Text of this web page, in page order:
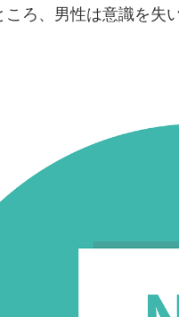
ころ、男性は意識を失